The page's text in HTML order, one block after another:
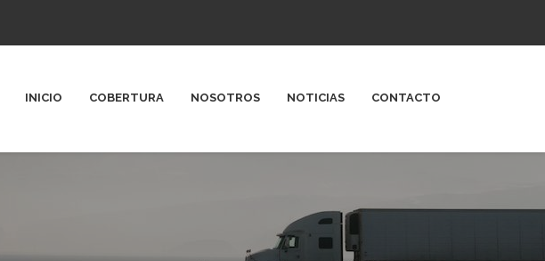
INICIO COBERTURA NOSOTROS NOTICIAS CONTACTO